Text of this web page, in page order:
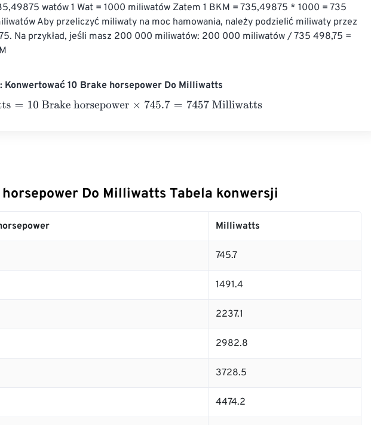
watów 1 Wat = 1000 miliwatów Zatem 1 BKM = 735,49875 * 1000 = 735
Aby przeliczyć miliwaty na moc hamowania, należy podzielić miliwaty przez
Na przykład, jeśli masz 200 000 miliwatów: 200 000 miliwatów / 735 498,75 =
Konwertować 10 Brake horsepower Do Milliwatts
=10 Brake horsepower×745.7= 7457 Milliwatts
Do Milliwatts Tabela konwersji
Milliwatts
745.7
1491.4
2237.1
2982.8
3728.5
4474.2